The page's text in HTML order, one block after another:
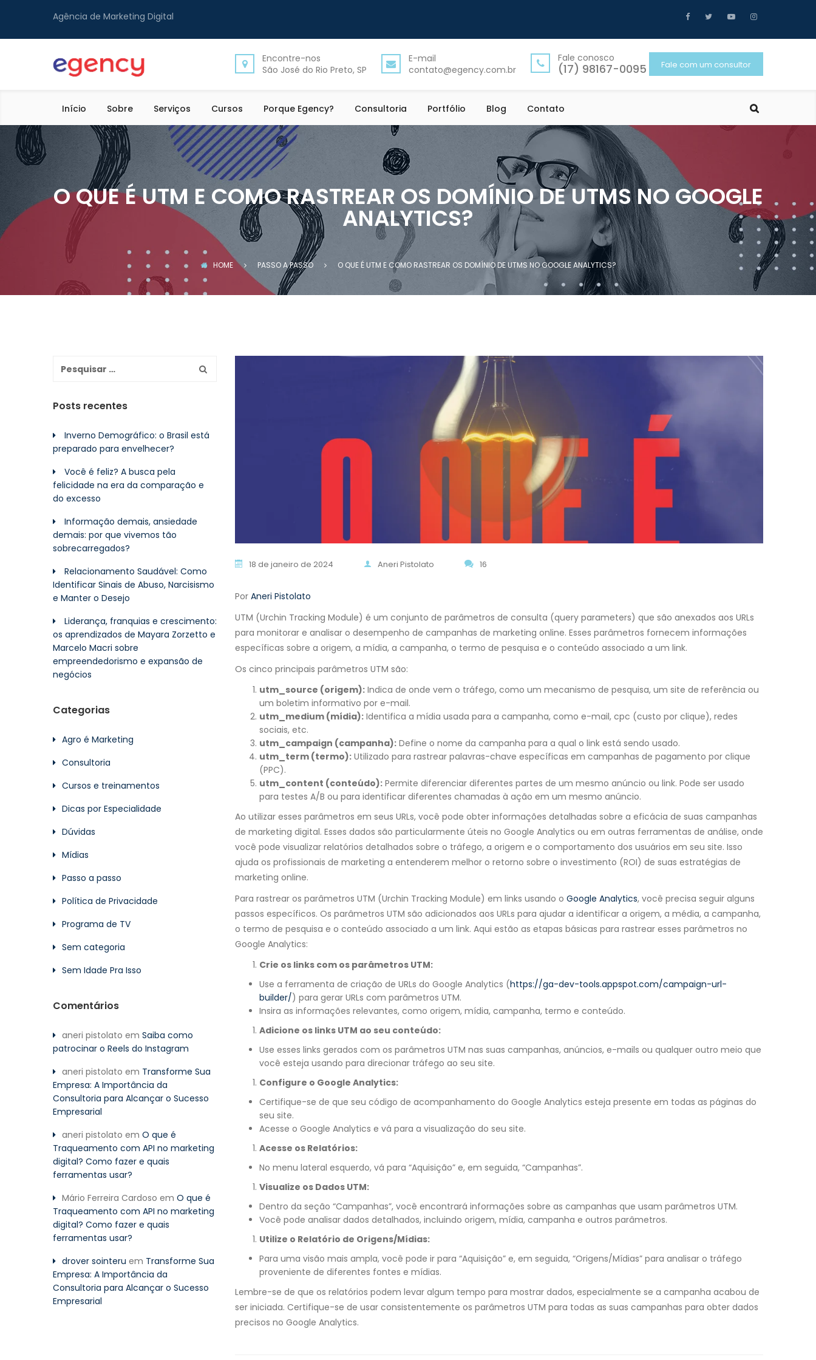
Agência de Marketing Digital
Fale com um consultor
Encontre-nos
São José do Rio Preto, SP
E-mail
contato@egency.com.br
Fale conosco
(17) 98167-0095
Início Sobre Serviços Cursos Porque Egency? Consultoria Portfólio Blog Contato
O QUE É UTM E COMO RASTREAR OS DOMÍNIO DE UTMS NO GOOGLE
ANALYTICS?
HOME PASSO A PASSO O QUE É UTM E COMO RASTREAR OS DOMÍNIO DE UTMS NO GOOGLE ANALYTICS?
18 de janeiro de 2024 Aneri Pistolato 16
Por Aneri Pistolato
UTM (Urchin Tracking Module) é um conjunto de parâmetros de consulta (query parameters) que são anexados aos URLs
para monitorar e analisar o desempenho de campanhas de marketing online. Esses parâmetros fornecem informações
específicas sobre a origem, a mídia, a campanha, o termo de pesquisa e o conteúdo associado a um link.
Os cinco principais parâmetros UTM são:
utm_source (origem): Indica de onde vem o tráfego, como um mecanismo de pesquisa, um site de referência ou
um boletim informativo por e-mail.
utm_medium (mídia): Identifica a mídia usada para a campanha, como e-mail, cpc (custo por clique), redes
sociais, etc.
utm_campaign (campanha): Define o nome da campanha para a qual o link está sendo usado.
utm_term (termo): Utilizado para rastrear palavras-chave específicas em campanhas de pagamento por clique
(PPC).
utm_content (conteúdo): Permite diferenciar diferentes partes de um mesmo anúncio ou link. Pode ser usado
para testes A/B ou para identificar diferentes chamadas à ação em um mesmo anúncio.
Ao utilizar esses parâmetros em seus URLs, você pode obter informações detalhadas sobre a eficácia de suas campanhas
de marketing digital. Esses dados são particularmente úteis no Google Analytics ou em outras ferramentas de análise, onde
você pode visualizar relatórios detalhados sobre o tráfego, a origem e o comportamento dos usuários em seu site. Isso
ajuda os profissionais de marketing a entenderem melhor o retorno sobre o investimento (ROI) de suas estratégias de
marketing online.
Para rastrear os parâmetros UTM (Urchin Tracking Module) em links usando o Google Analytics, você precisa seguir alguns
passos específicos. Os parâmetros UTM são adicionados aos URLs para ajudar a identificar a origem, a média, a campanha,
o termo de pesquisa e o conteúdo associado a um link. Aqui estão as etapas básicas para rastrear esses parâmetros no
Google Analytics:
Crie os links com os parâmetros UTM:
Use a ferramenta de criação de URLs do Google Analytics (https://ga-dev-tools.appspot.com/campaign-url-
builder/) para gerar URLs com parâmetros UTM.
Insira as informações relevantes, como origem, mídia, campanha, termo e conteúdo.
Adicione os links UTM ao seu conteúdo:
Use esses links gerados com os parâmetros UTM nas suas campanhas, anúncios, e-mails ou qualquer outro meio que
você esteja usando para direcionar tráfego ao seu site.
Configure o Google Analytics:
Certifique-se de que seu código de acompanhamento do Google Analytics esteja presente em todas as páginas do
seu site.
Acesse o Google Analytics e vá para a visualização do seu site.
Acesse os Relatórios:
No menu lateral esquerdo, vá para “Aquisição” e, em seguida, “Campanhas”.
Visualize os Dados UTM:
Dentro da seção “Campanhas”, você encontrará informações sobre as campanhas que usam parâmetros UTM.
Você pode analisar dados detalhados, incluindo origem, mídia, campanha e outros parâmetros.
Utilize o Relatório de Origens/Mídias:
Para uma visão mais ampla, você pode ir para “Aquisição” e, em seguida, “Origens/Mídias” para analisar o tráfego
proveniente de diferentes fontes e mídias.
Lembre-se de que os relatórios podem levar algum tempo para mostrar dados, especialmente se a campanha acabou de
ser iniciada. Certifique-se de usar consistentemente os parâmetros UTM para todas as suas campanhas para obter dados
precisos no Google Analytics.
Posts recentes
Inverno Demográfico: o Brasil está
preparado para envelhecer?
Você é feliz? A busca pela
felicidade na era da comparação e
do excesso
Informação demais, ansiedade
demais: por que vivemos tão
sobrecarregados?
Relacionamento Saudável: Como
Identificar Sinais de Abuso, Narcisismo
e Manter o Desejo
Liderança, franquias e crescimento:
os aprendizados de Mayara Zorzetto e
Marcelo Macri sobre
empreendedorismo e expansão de
negócios
Categorias
Agro é Marketing
Consultoria
Cursos e treinamentos
Dicas por Especialidade
Dúvidas
Mídias
Passo a passo
Política de Privacidade
Programa de TV
Sem categoria
Sem Idade Pra Isso
Comentários
aneri pistolato em Saiba como
patrocinar o Reels do Instagram
aneri pistolato em Transforme Sua
Empresa: A Importância da
Consultoria para Alcançar o Sucesso
Empresarial
aneri pistolato em O que é
Traqueamento com API no marketing
digital? Como fazer e quais
ferramentas usar?
Mário Ferreira Cardoso em O que é
Traqueamento com API no marketing
digital? Como fazer e quais
ferramentas usar?
drover sointeru em Transforme Sua
Empresa: A Importância da
Consultoria para Alcançar o Sucesso
Empresarial